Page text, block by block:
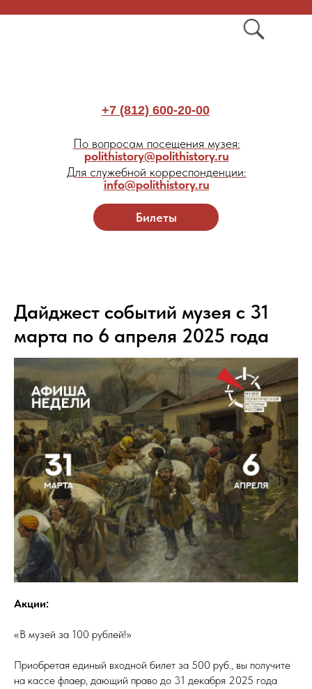
Билеты
+7 (812) 600-20-00
По вопросам посещения музея:
polithistory@polithistory.ru
Для служебной корреспонденции:
info@polithistory.ru
Дайджест событий музея с 31
марта по 6 апреля 2025 года
Акции:
«В музей за 100 рублей!»
Приобретая единый входной билет за 500 руб., вы получите
на кассе флаер, дающий право до 31 декабря 2025 года